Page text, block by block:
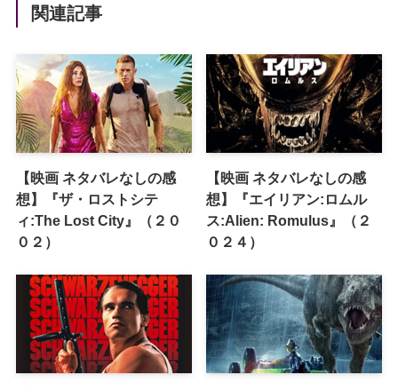
関連記事
【映画 ネタバレなしの感
想】『ザ・ロストシテ
ィ:The Lost City』（２０
０２）
【映画 ネタバレなしの感
想】『エイリアン:ロムル
ス:Alien: Romulus』（２
０２４）